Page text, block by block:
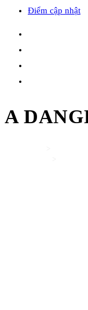
Điểm cập nhật
A